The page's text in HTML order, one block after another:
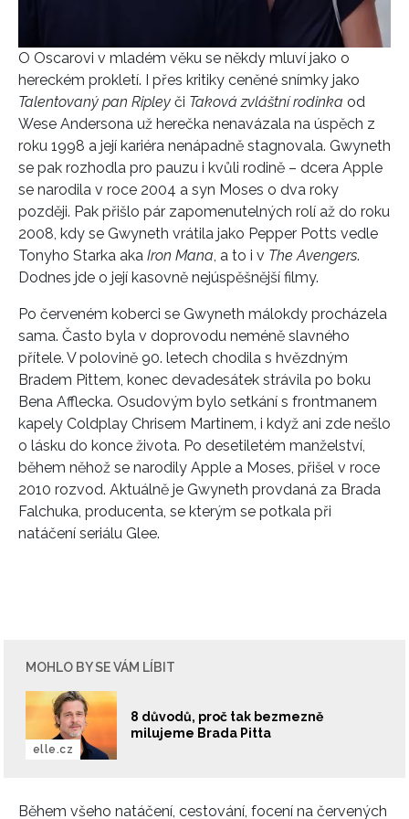
O Oscarovi v mladém věku se někdy mluví jako o
hereckém prokletí. I přes kritiky ceněné snímky jako
Talentovaný pan Ripley či Taková zvláštní rodinka od
Wese Andersona už herečka nenavázala na úspěch z
roku 1998 a její kariéra nenápadně stagnovala. Gwyneth
se pak rozhodla pro pauzu i kvůli rodině – dcera Apple
se narodila v roce 2004 a syn Moses o dva roky
později. Pak přišlo pár zapomenutelných rolí až do roku
2008, kdy se Gwyneth vrátila jako Pepper Potts vedle
Tonyho Starka aka Iron Mana , a to i v The Avengers.
Dodnes jde o její kasovně nejúspěšnější filmy.
Po červeném koberci se Gwyneth málokdy procházela
sama. Často byla v doprovodu neméně slavného
přítele. V polovině 90. letech chodila s hvězdným
Bradem Pittem, konec devadesátek strávila po boku
Bena Afflecka. Osudovým bylo setkání s frontmanem
kapely Coldplay Chrisem Martinem, i když ani zde nešlo
o lásku do konce života. Po desetiletém manželství,
během něhož se narodily Apple a Moses, přišel v roce
2010 rozvod. Aktuálně je Gwyneth provdaná za Brada
Falchuka, producenta, se kterým se potkala při
natáčení seriálu Glee.
MOHLO BY SE VÁM LÍBIT
8 důvodů, proč tak bezmezně
milujeme Brada Pitta
elle.cz
Během všeho natáčení, cestování, focení na červených